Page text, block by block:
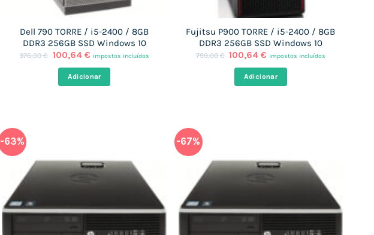
Dell 790 TORRE / i5-2400 / 8GB
DDR3 256GB SSD Windows 10
376,00€ O
original
era:
100,64€ O
atual
é:
impostos incluídos
Adicionar
Fujitsu P900 TORRE / i5-2400 / 8GB
DDR3 256GB SSD Windows 10
799,00€ O
original
era:
100,64€ O
atual
é:
impostos incluídos
Adicionar
-63% -67%